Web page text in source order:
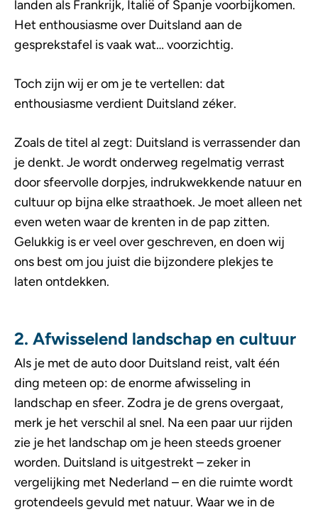
landen als Frankrijk, Italië of Spanje voorbijkomen.
Het enthousiasme over Duitsland aan de
gesprekstafel is vaak wat… voorzichtig.
Toch zijn wij er om je te vertellen: dat
enthousiasme verdient Duitsland zéker.
Zoals de titel al zegt: Duitsland is verrassender dan
je denkt. Je wordt onderweg regelmatig verrast
door sfeervolle dorpjes, indrukwekkende natuur en
cultuur op bijna elke straathoek. Je moet alleen net
even weten waar de krenten in de pap zitten.
Gelukkig is er veel over geschreven, en doen wij
ons best om jou juist die bijzondere plekjes te
laten ontdekken.
2. Afwisselend landschap en cultuur
Als je met de auto door Duitsland reist, valt één
ding meteen op: de enorme afwisseling in
landschap en sfeer. Zodra je de grens overgaat,
merk je het verschil al snel. Na een paar uur rijden
zie je het landschap om je heen steeds groener
worden. Duitsland is uitgestrekt – zeker in
vergelijking met Nederland – en die ruimte wordt
grotendeels gevuld met natuur. Waar we in de